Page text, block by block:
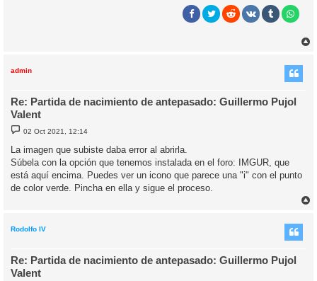
admin
Re: Partida de nacimiento de antepasado: Guillermo Pujol
Valent
M
e
n
s
a
e
02 Oct 2021, 12:14
La imagen que subiste daba error al abrirla.
Súbela con la opción que tenemos instalada en el foro: IMGUR, que
está aquí encima. Puedes ver un icono que parece una "i" con el punto
de color verde. Pincha en ella y sigue el proceso.
Rodolfo IV
Re: Partida de nacimiento de antepasado: Guillermo Pujol
Valent